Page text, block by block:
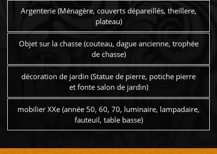
Argenterie (Ménagère, couverts dépareillés, theillere,
plateau)
Objet sur la chasse (couteau, dague ancienne, trophée
de chasse)
décoration de jardin (Statue de pierre, potiche pierre
et fonte salon de jardin)
mobilier XXe (année 50, 60, 70, luminaire, lampadaire,
fauteuil, table basse)